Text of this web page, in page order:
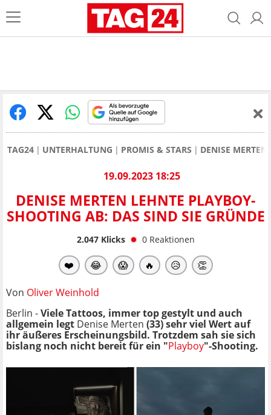
TAG24 UNTERHALTUNG PROMIS & STARS DENISE
19.09.2023 18:25
DENISE MERTEN LEHNTE PLAYBOY-
SHOOTING AB: DAS SIND SIE GRÜNDE
2.047Klicks 0 Reaktionen
❤️ 😂 😱 🔥 😥 👏
Von Oliver Weinhold
Berlin -Viele Tattoos, immer top gestylt und auch
allgemein legt Denise Merten (33) sehr viel Wert auf
ihr äußeres Erscheinungsbild. Trotzdem sah sie sich
bislang noch nicht bereit für ein "Playboy"-Shooting.